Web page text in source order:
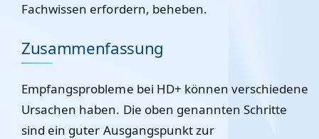
Fachwissen erfordern, beheben.
Zusammenfassung
Empfangsprobleme bei HD+ können verschiedene
Ursachen haben. Die oben genannten Schritte
sind ein guter Ausgangspunkt zur